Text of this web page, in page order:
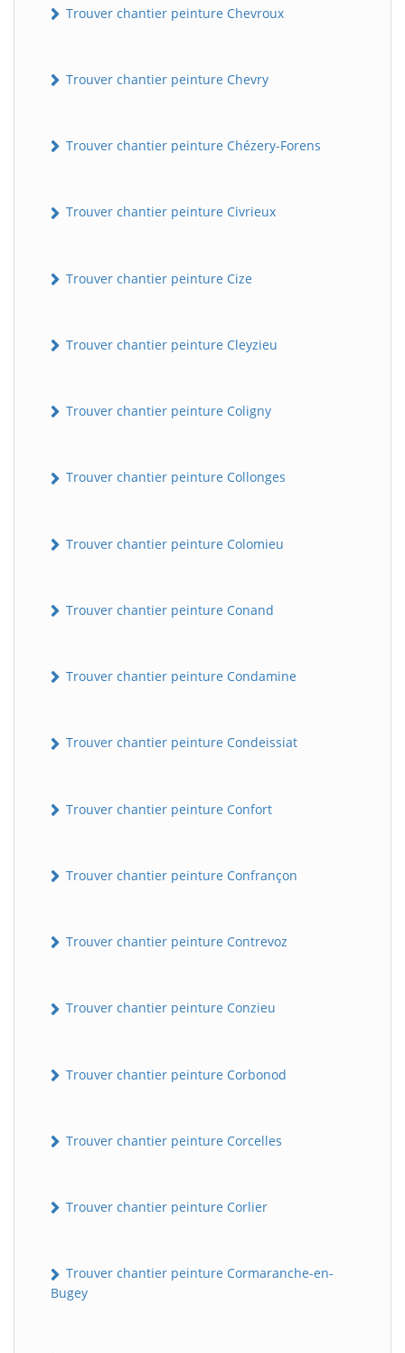
Trouver chantier peinture Chevroux
Trouver chantier peinture Chevry
Trouver chantier peinture Chézery-Forens
Trouver chantier peinture Civrieux
Trouver chantier peinture Cize
Trouver chantier peinture Cleyzieu
Trouver chantier peinture Coligny
Trouver chantier peinture Collonges
Trouver chantier peinture Colomieu
Trouver chantier peinture Conand
Trouver chantier peinture Condamine
Trouver chantier peinture Condeissiat
Trouver chantier peinture Confort
Trouver chantier peinture Confrançon
Trouver chantier peinture Contrevoz
Trouver chantier peinture Conzieu
Trouver chantier peinture Corbonod
Trouver chantier peinture Corcelles
Trouver chantier peinture Corlier
Trouver chantier peinture Cormaranche-en-
Bugey